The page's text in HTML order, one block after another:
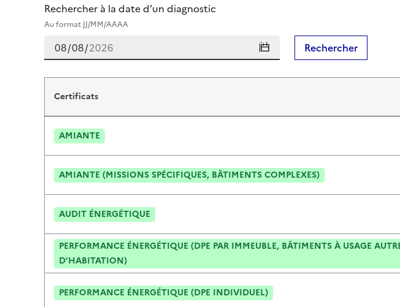
Rechercher à la date d’un diagnostic
Au format JJ/MM/AAAA
Rechercher
Certificats
AMIANTE
AMIANTE (MISSIONS SPÉCIFIQUES, BÂTIMENTS COMPLEXES)
AUDIT ÉNERGÉTIQUE
PERFORMANCE ÉNERGÉTIQUE (DPE PAR IMMEUBLE, BÂTIMENTS À USAGE
D’HABITATION)
PERFORMANCE ÉNERGÉTIQUE (DPE INDIVIDUEL)